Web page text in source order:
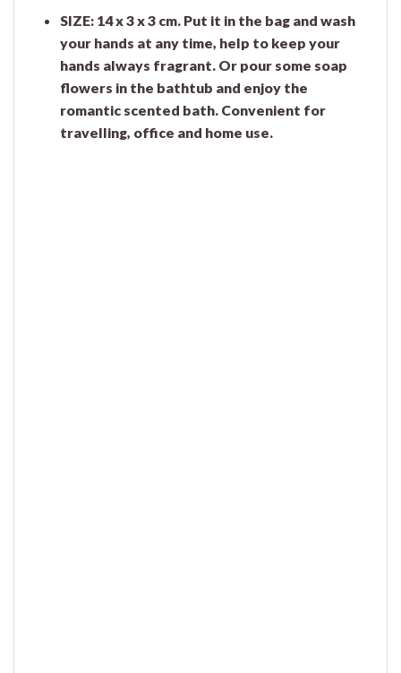
SIZE: 14 x 3 x 3 cm. Put it in the bag and wash
your hands at any time, help to keep your
hands always fragrant. Or pour some soap
flowers in the bathtub and enjoy the
romantic scented bath. Convenient for
travelling, office and home use.